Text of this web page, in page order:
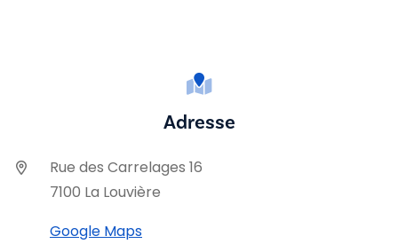
Adresse
Rue des Carrelages 16
7100 La Louvière
Google Maps